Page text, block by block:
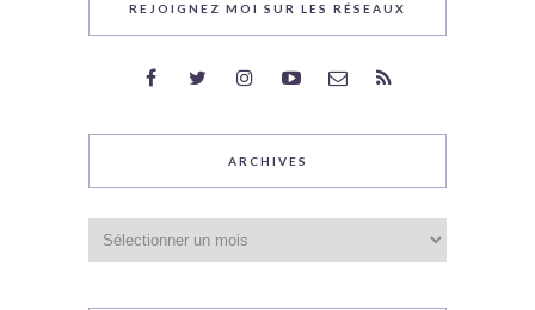
REJOIGNEZ MOI SUR LES RÉSEAUX
ARCHIVES